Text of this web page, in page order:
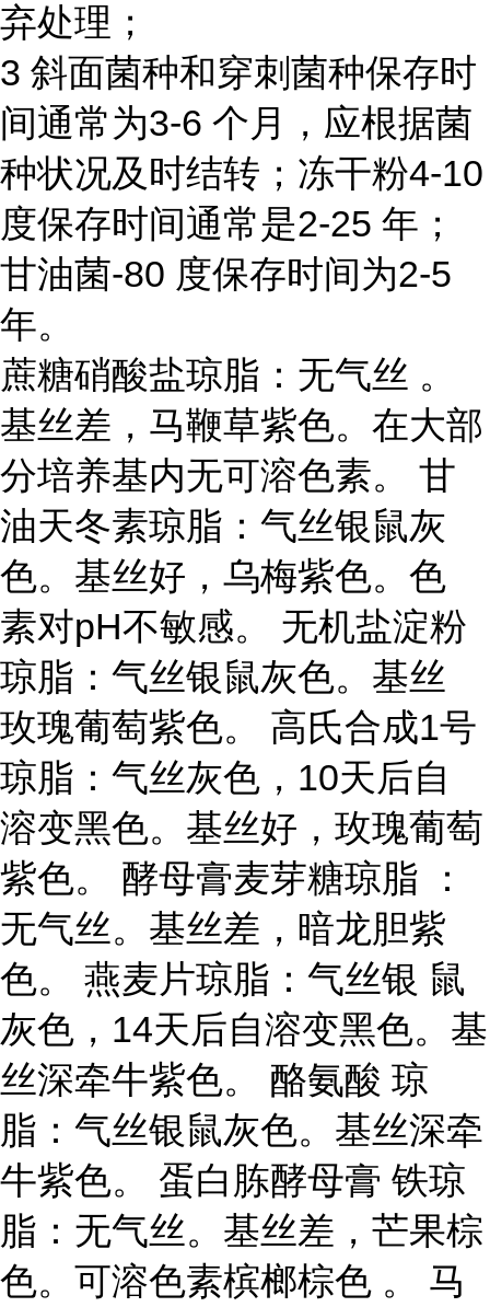
弃处理；
3 斜面菌种和穿刺菌种保存时
间通常为3-6 个月，应根据菌
种状况及时结转；冻干粉4-10
度保存时间通常是2-25 年；
甘油菌-80 度保存时间为2-5
年。
蔗糖硝酸盐琼脂：无气丝 。
基丝差，马鞭草紫色。在大部
分培养基内无可溶色素。 甘
油天冬素琼脂：气丝银鼠灰
色。基丝好，乌梅紫色。色
素对pH不敏感。 无机盐淀粉
琼脂：气丝银鼠灰色。基丝
玫瑰葡萄紫色。 高氏合成1号
琼脂：气丝灰色，10天后自
溶变黑色。基丝好，玫瑰葡萄
紫色。 酵母膏麦芽糖琼脂 ：
无气丝。基丝差，暗龙胆紫
色。 燕麦片琼脂：气丝银 鼠
灰色，14天后自溶变黑色。基
丝深牵牛紫色。 酪氨酸 琼
脂：气丝银鼠灰色。基丝深牵
牛紫色。 蛋白胨酵母膏 铁琼
脂：无气丝。基丝差，芒果棕
色。可溶色素槟榔棕色 。 马